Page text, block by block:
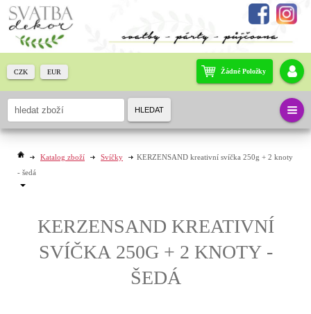
Katalog zboží Svíčky
KERZENSAND kreativní svíčka 250g + 2 knoty
- šedá
KERZENSAND KREATIVNÍ
SVÍČKA 250G + 2 KNOTY -
ŠEDÁ
Žádné Položky
CZK EUR
HLEDAT